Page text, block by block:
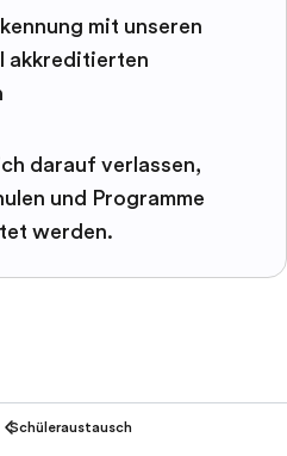
mit unseren
akkreditierten
darauf verlassen,
und Programme
werden.
Schüleraustausch